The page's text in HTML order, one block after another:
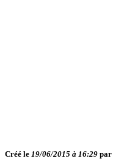
Créé le 19/06/2015 à 16:29 par